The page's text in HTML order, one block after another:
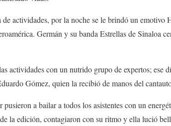
de actividades, por la noche se le brindó un emotivo
Germán y su banda Estrellas de Sinaloa
actividades con un nutrido grupo de expertos; ese
Gómez, quien la recibió de manos del
a bailar a todos los asistentes con un
la edición, contagiaron con su ritmo y ella lució